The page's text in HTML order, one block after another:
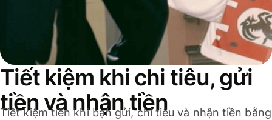
Tiết kiệm khi chi tiêu, gửi
tiền và nhận tiền
Tiết kiệm tiền khi bạn gửi, chi tiêu và nhận tiền bằng